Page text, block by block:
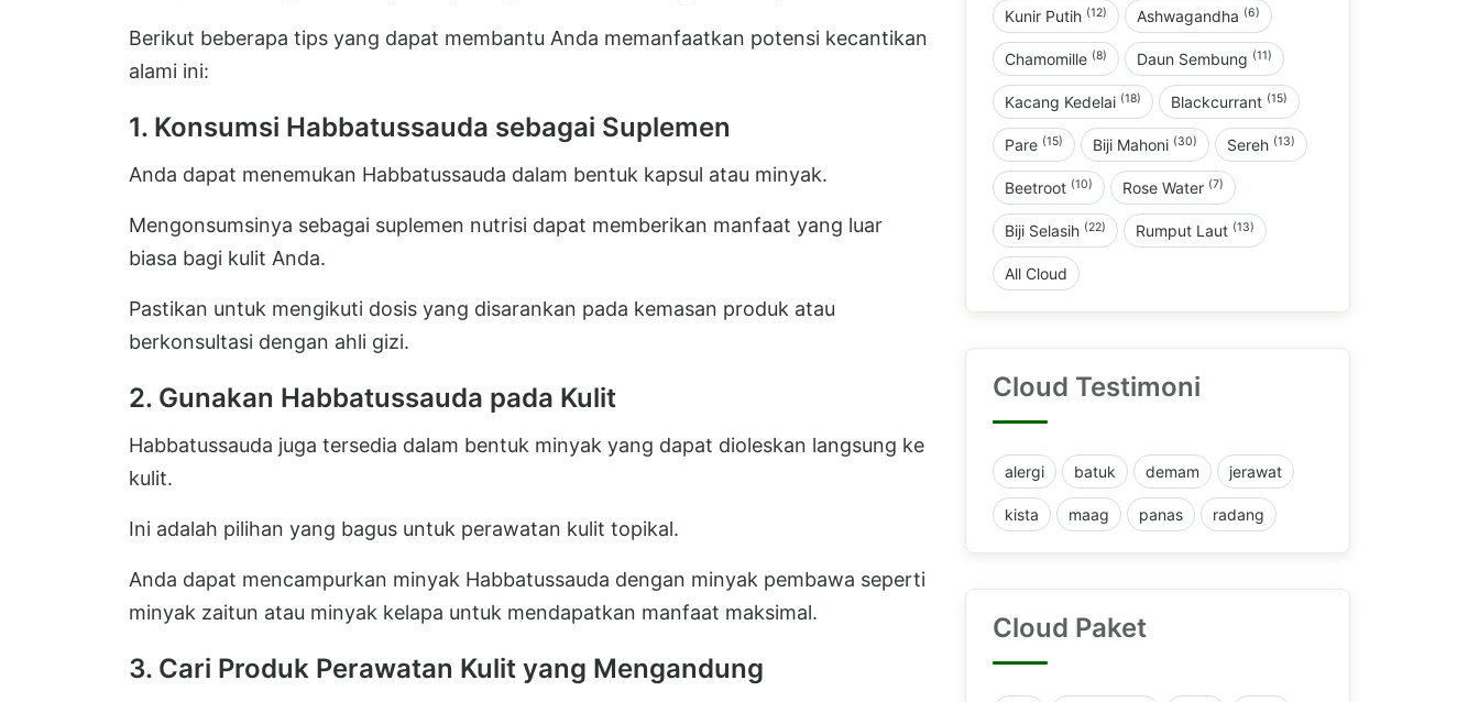
Berikut beberapa tips yang dapat membantu Anda memanfaatkan potensi kecantikan
alami ini:
1. Konsumsi Habbatussauda sebagai Suplemen
Anda dapat menemukan Habbatussauda dalam bentuk kapsul atau minyak.
Mengonsumsinya sebagai suplemen nutrisi dapat memberikan manfaat yang luar
biasa bagi kulit Anda.
Pastikan untuk mengikuti dosis yang disarankan pada kemasan produk atau
berkonsultasi dengan ahli gizi.
2. Gunakan Habbatussauda pada Kulit
Habbatussauda juga tersedia dalam bentuk minyak yang dapat dioleskan langsung ke
kulit.
Ini adalah pilihan yang bagus untuk perawatan kulit topikal.
Anda dapat mencampurkan minyak Habbatussauda dengan minyak pembawa seperti
minyak zaitun atau minyak kelapa untuk mendapatkan manfaat maksimal.
3. Cari Produk Perawatan Kulit yang Mengandung
Kunir Putih (12) Ashwagandha (6)
Chamomille (8) Daun Sembung (11)
Kacang Kedelai (18) Blackcurrant (15)
Pare (15) Biji Mahoni (30) Sereh (13)
Beetroot (10) Rose Water (7)
Biji Selasih (22) Rumput Laut (13)
All Cloud
Cloud Testimoni
alergi batuk demam jerawat
kista maag panas radang
Cloud Paket